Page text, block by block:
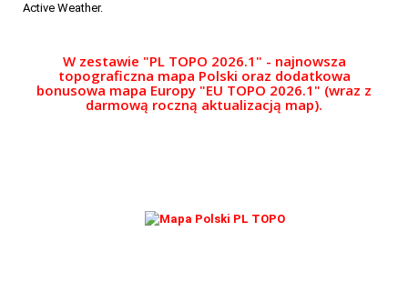
Active Weather.
W zestawie "PL TOPO 2026.1" - najnowsza
topograficzna mapa Polski oraz dodatkowa
bonusowa mapa Europy "EU TOPO 2026.1" (wraz z
darmową roczną aktualizacją map).
27